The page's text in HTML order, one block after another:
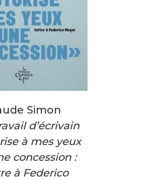
Simon
d’écrivain
à mes yeux
concession :
à Federico